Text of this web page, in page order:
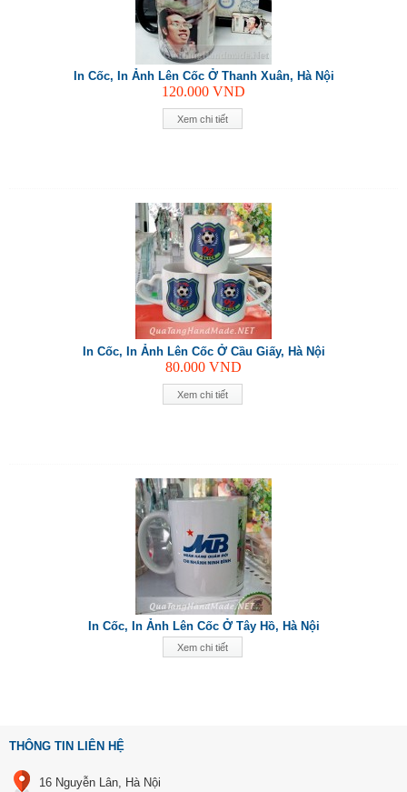
Xem chi tiết
In Cốc, In Ảnh Lên Cốc Ở Thanh Xuân, Hà Nội
120.000 VND
Xem chi tiết
In Cốc, In Ảnh Lên Cốc Ở Cầu Giấy, Hà Nội
80.000 VND
Xem chi tiết
In Cốc, In Ảnh Lên Cốc Ở Tây Hồ, Hà Nội
THÔNG TIN LIÊN HỆ
16 Nguyễn Lân, Hà Nội